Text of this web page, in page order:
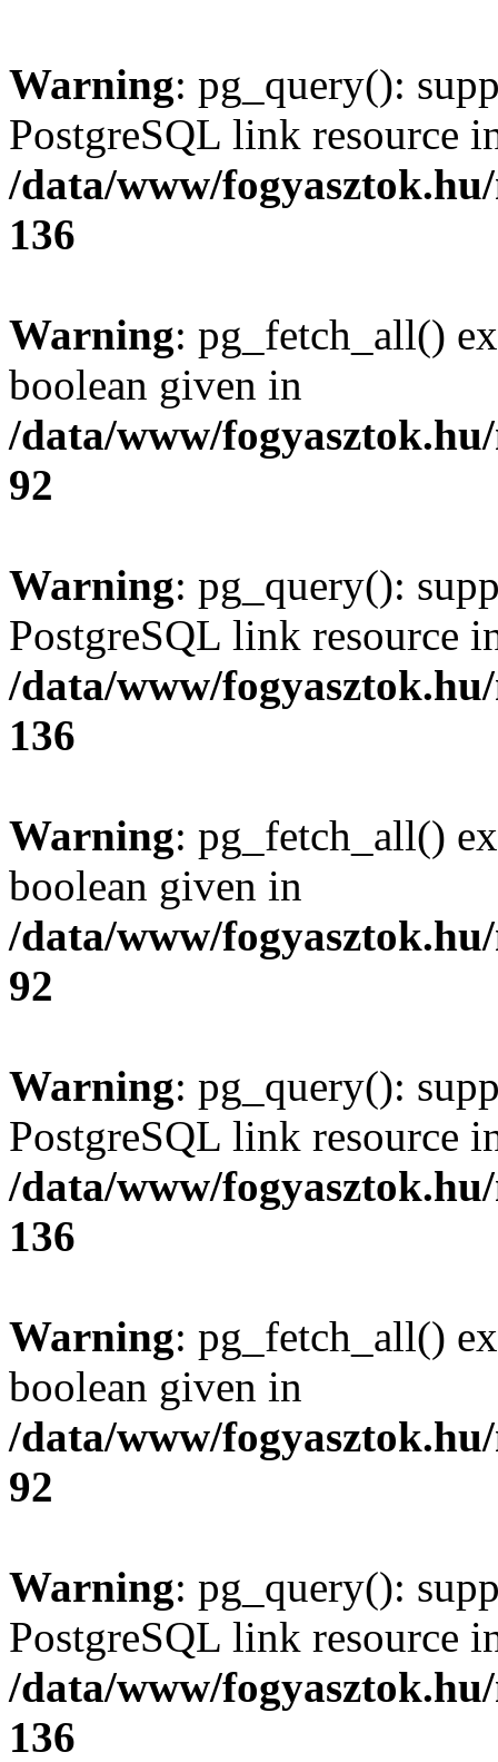
Warning: pg_query():
PostgreSQL link resource
/data/www/
136
Warning: pg_fetch_all()
boolean given in
/data/www/
92
Warning: pg_query():
PostgreSQL link resource
/data/www/
136
Warning: pg_fetch_all()
boolean given in
/data/www/
92
Warning: pg_query():
PostgreSQL link resource
/data/www/
136
Warning: pg_fetch_all()
boolean given in
/data/www/
92
Warning: pg_query():
PostgreSQL link resource
/data/www/
136